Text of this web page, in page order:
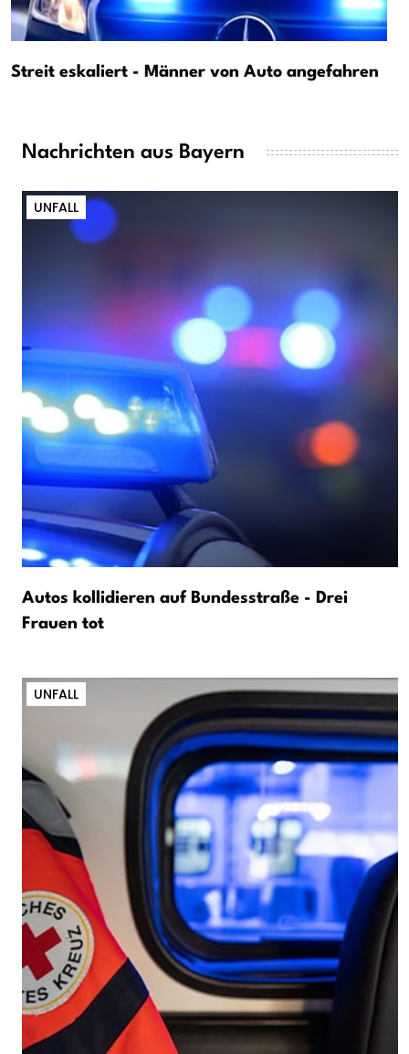
Streit eskaliert - Männer von Auto angefahren
Nachrichten aus Bayern
UNFALL
Autos kollidieren auf Bundesstraße - Drei
Frauen tot
UNFALL